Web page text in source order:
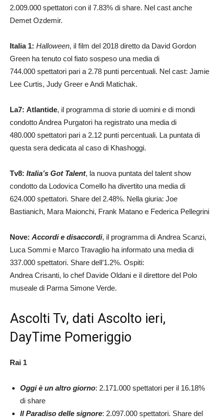
2.009.000 spettatori con il 7.83% di share. Nel cast anche
Demet Ozdemir.
Italia 1: Halloween, il film del 2018 diretto da David Gordon
Green ha tenuto col fiato sospeso una media di
744.000 spettatori pari a 2.78 punti percentuali. Nel cast: Jamie
Lee Curtis, Judy Greer e Andi Matichak.
La7: Atlantide, il programma di storie di uomini e di mondi
condotto Andrea Purgatori ha registrato una media di
480.000 spettatori pari a 2.12 punti percentuali. La puntata di
questa sera dedicata al caso di Khashoggi.
Tv8: Italia’s Got Talent, la nuova puntata del talent show
condotto da Lodovica Comello ha divertito una media di
624.000 spettatori. Share del 2.48%. Nella giuria: Joe
Bastianich, Mara Maionchi, Frank Matano e Federica Pellegrini
Nove: Accordi e disaccordi, il programma di Andrea Scanzi,
Luca Sommi e Marco Travaglio ha informato una media di
337.000 spettatori. Share dell’1.2%. Ospiti:
Andrea Crisanti, lo chef Davide Oldani e il direttore del Polo
museale di Parma Simone Verde.
Ascolti Tv, dati Ascolto ieri,
DayTime Pomeriggio
Rai 1
Oggi è un altro giorno: 2.171.000 spettatori per il 16.18%
di share
Il Paradiso delle signore: 2.097.000 spettatori. Share del